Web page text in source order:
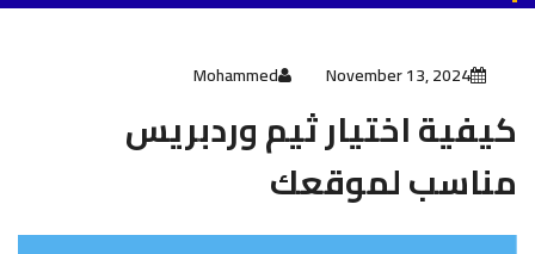
November 13, 2024
Mohammed
كيفية اختيار ثيم وردبريس
مناسب لموقعك